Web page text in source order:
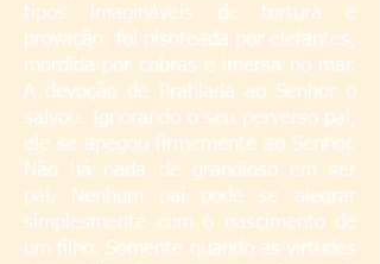
tipos imagináveis de tortura e
provação: foi pisoteada por elefantes,
mordida por cobras e imersa no mar.
A devoção de Prahlada ao Senhor o
salvou. Ignorando o seu perverso pai,
ele se apegou firmemente ao Senhor.
Não há nada de grandioso em ser
pai. Nenhum pai pode se alegrar
simplesmente com o nascimento de
um filho. Somente quando as virtudes